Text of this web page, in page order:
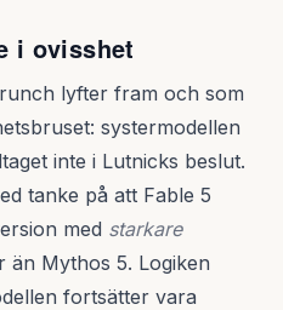
i ovisshet
lyfter fram och som
systermodellen
inte i Lutnicks beslut.
tanke på att Fable 5
med starkare
än Mythos 5. Logiken
fortsätter vara